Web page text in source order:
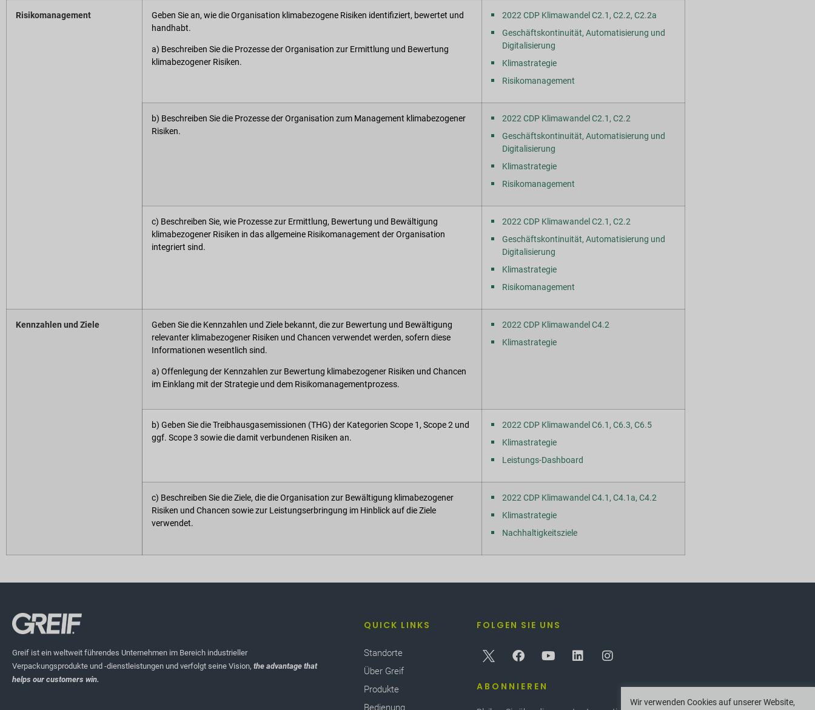
Risikomanagement
Geben Sie an, wie die Organisation klimabezogene Risiken identifiziert, bewertet und
handhabt.
a) Beschreiben Sie die Prozesse der Organisation zur Ermittlung und Bewertung
klimabezogener Risiken.
2022 CDP Klimawandel C2.1, C2.2, C2.2a
Geschäftskontinuität, Automatisierung und
Digitalisierung
Klimastrategie
Risikomanagement
b) Beschreiben Sie die Prozesse der Organisation zum Management klimabezogener
Risiken.
2022 CDP Klimawandel C2.1, C2.2
Geschäftskontinuität, Automatisierung und
Digitalisierung
Klimastrategie
Risikomanagement
c) Beschreiben Sie, wie Prozesse zur Ermittlung, Bewertung und Bewältigung
klimabezogener Risiken in das allgemeine Risikomanagement der Organisation
integriert sind.
2022 CDP Klimawandel C2.1, C2.2
Geschäftskontinuität, Automatisierung und
Digitalisierung
Klimastrategie
Risikomanagement
Kennzahlen und Ziele
Geben Sie die Kennzahlen und Ziele bekannt, die zur Bewertung und Bewältigung
relevanter klimabezogener Risiken und Chancen verwendet werden, sofern diese
Informationen wesentlich sind.
a) Offenlegung der Kennzahlen zur Bewertung klimabezogener Risiken und Chancen
im Einklang mit der Strategie und dem Risikomanagementprozess.
2022 CDP Klimawandel C4.2
Klimastrategie
b) Geben Sie die Treibhausgasemissionen (THG) der Kategorien Scope 1, Scope 2 und
ggf. Scope 3 sowie die damit verbundenen Risiken an.
2022 CDP Klimawandel C6.1, C6.3, C6.5
Klimastrategie
Leistungs-Dashboard
c) Beschreiben Sie die Ziele, die die Organisation zur Bewältigung klimabezogener
Risiken und Chancen sowie zur Leistungserbringung im Hinblick auf die Ziele
verwendet.
2022 CDP Klimawandel C4.1, C4.1a, C4.2
Klimastrategie
Nachhaltigkeitsziele
Greif ist ein weltweit führendes Unternehmen im Bereich industrieller
Verpackungsprodukte und -dienstleistungen und verfolgt seine Vision, the advantage that
helps our customers win.
QUICK LINKS
Standorte
Über Greif
Produkte
Bedienung
FOLGEN SIE UNS
ABONNIEREN
Wir verwenden Cookies auf unserer Website,